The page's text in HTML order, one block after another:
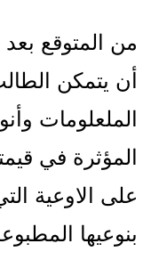
من المتوقع
أن يتمكن
الملعلومات
المؤثرة في
على الاوعية
بنوعيها